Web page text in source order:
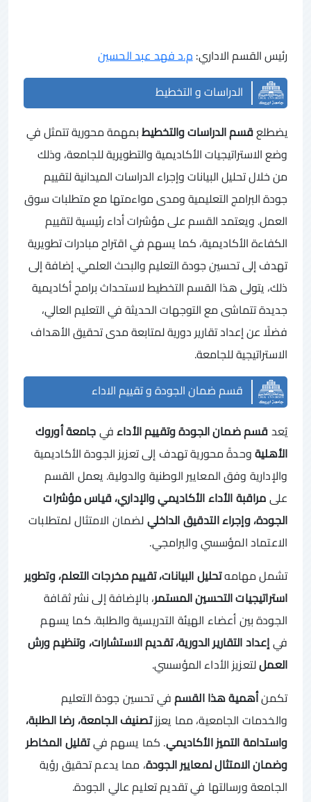
رئيس القسم الاداري:م.د فهد عبد الحسين
الدراسات و التخطيط
يضطلعقسم الدراسات والتخطيطبمهمة محورية تتمثل في
وضع الاستراتيجيات الأكاديمية والتطويرية للجامعة، وذلك
من خلال تحليل البيانات وإجراء الدراسات الميدانية لتقييم
جودة البرامج التعليمية ومدى مواءمتها مع متطلبات سوق
العمل. ويعتمد القسم على مؤشرات أداء رئيسية لتقييم
الكفاءة الأكاديمية، كما يسهم في اقتراح مبادرات تطويرية
تهدف إلى تحسين جودة التعليم والبحث العلمي. إضافة إلى
ذلك، يتولى هذا القسم التخطيط لاستحداث برامج أكاديمية
جديدة تتماشى مع التوجهات الحديثة في التعليم العالي،
فضلًا عن إعداد تقارير دورية لمتابعة مدى تحقيق الأهداف
الاستراتيجية للجامعة.
قسم ضمان الجودة و تقييم الاداء
يُعدقسم ضمان الجودة وتقييم الأداءفيجامعة أوروك
الأهليةوحدةً محورية تهدف إلى تعزيز الجودة الأكاديمية
والإدارية وفق المعايير الوطنية والدولية. يعمل القسم
علىمراقبة الأداء الأكاديمي والإداري، قياس مؤشرات
الجودة، وإجراء التدقيق الداخليلضمان الامتثال لمتطلبات
الاعتماد المؤسسي والبرامجي.
تشمل مهامهتحليل البيانات، تقييم مخرجات التعلم، وتطوير
استراتيجيات التحسين المستمر، بالإضافة إلى نشر ثقافة
الجودة بين أعضاء الهيئة التدريسية والطلبة. كما يسهم
فيإعداد التقارير الدورية، تقديم الاستشارات، وتنظيم ورش
العمللتعزيز الأداء المؤسسي.
تكمنأهمية هذا القسمفي تحسين جودة التعليم
والخدمات الجامعية، مما يعززتصنيف الجامعة، رضا الطلبة،
واستدامة التميز الأكاديمي. كما يسهم فيتقليل المخاطر
وضمان الامتثال لمعايير الجودة، مما يدعم تحقيق رؤية
الجامعة ورسالتها في تقديم تعليم عالي الجودة.